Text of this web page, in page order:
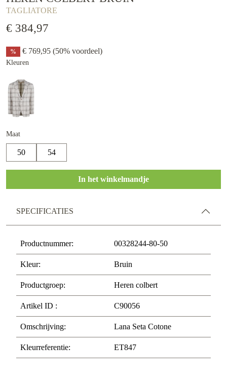
TAGLIATORE
€ 384,97
% € 769,95 (50% voordeel)
Kleuren
Maat
50 54
In het winkelmandje
SPECIFICATIES
Productnummer: 00328244-80-50
Kleur: Bruin
Productgroep: Heren colbert
Artikel ID : C90056
Omschrijving: Lana Seta Cotone
Kleurreferentie: ET847